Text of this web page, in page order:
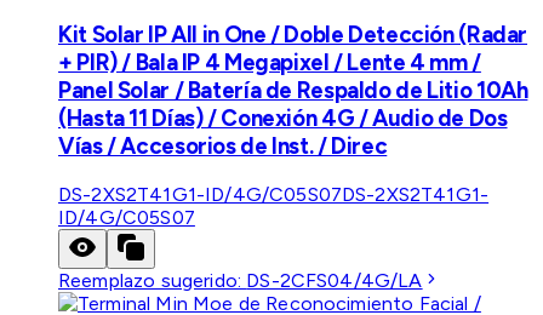
Kit Solar IP All in One / Doble Detección (Radar
+ PIR) / Bala IP 4 Megapixel / Lente 4 mm /
Panel Solar / Batería de Respaldo de Litio 10Ah
(Hasta 11 Días) / Conexión 4G / Audio de Dos
Vías / Accesorios de Inst. / Direc
DS-2XS2T41G1-ID/4G/C05S07DS-2XS2T41G1-
ID/4G/C05S07
Reemplazo sugerido: DS-2CFS04/4G/LA